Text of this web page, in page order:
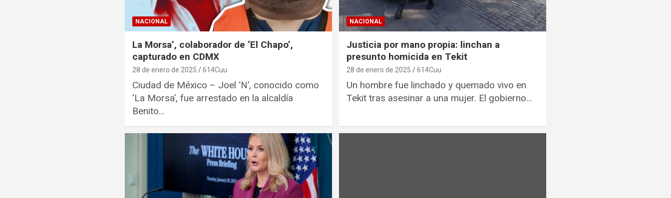
NACIONAL
La Morsa’, colaborador de ‘El Chapo’,
capturado en CDMX
28 de enero de 2025 614Cuu
Ciudad de México – Joel ‘N’, conocido como
‘La Morsa’, fue arrestado en la alcaldía
Benito…
NACIONAL
Justicia por mano propia: linchan a
presunto homicida en Tekit
28 de enero de 2025 614Cuu
Un hombre fue linchado y quemado vivo en
Tekit tras asesinar a una mujer. El gobierno…